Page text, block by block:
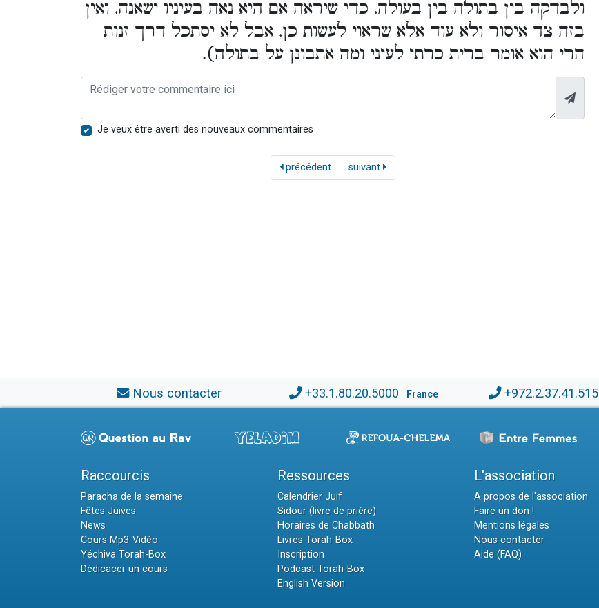
ולבדקה בין בתולה בין בעולה, כדי שיראה אם היא נאה בעיניו ישאנה, ואין
בזה צד איסור ולא עוד אלא שראוי לעשות כן, אבל לא יסתכל דרך זנות
הרי הוא אומר ברית כרתי לעיני ומה אתבונן על בתולה).
Je veux être averti des nouveaux commentaires
précédent suivant
Nous contacter +33.1.80.20.5000 France +972.2.37.41.515
Raccourcis
Paracha de la semaine
Fêtes Juives
News
Cours Mp3-Vidéo
Yéchiva Torah-Box
Dédicacer un cours
Ressources
Calendrier Juif
Sidour (livre de prière)
Horaires de Chabbath
Livres Torah-Box
Inscription
Podcast Torah-Box
English Version
L'association
A propos de l'association
Faire un don !
Mentions légales
Nous contacter
Aide (FAQ)